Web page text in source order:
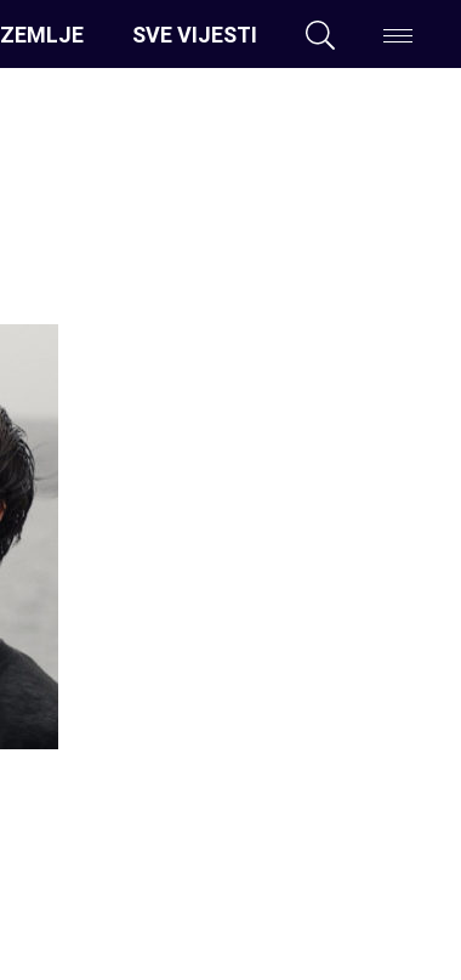
ZEMLJE SVE VIJESTI